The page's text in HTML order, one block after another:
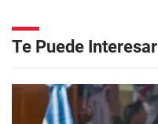
Te Puede Interesar